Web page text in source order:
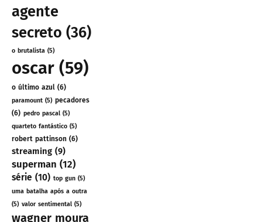
agente
secreto (36)
o brutalista (5)
oscar (59)
o último azul (6)
paramount (5) pecadores
(6) pedro pascal (5)
quarteto fantástico (5)
robert pattinson (6)
streaming (9)
superman (12)
série (10) top gun (5)
uma batalha após a outra
(5) valor sentimental (5)
wagner moura